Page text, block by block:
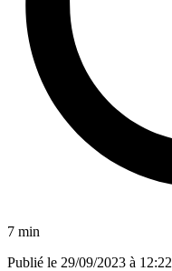
7 min
Publié le 29/09/2023 à 12:22